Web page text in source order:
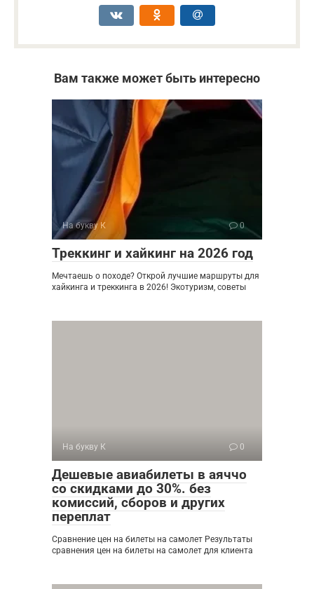
Вам также может быть интересно
На букву К 0
Треккинг и хайкинг на 2026 год
Мечтаешь о походе? Открой лучшие маршруты для
хайкинга и треккинга в 2026! Экотуризм, советы
На букву К 0
Дешевые авиабилеты в аяччо
со скидками до 30%. без
комиссий, сборов и других
переплат
Сравнение цен на билеты на самолет Результаты
сравнения цен на билеты на самолет для клиента